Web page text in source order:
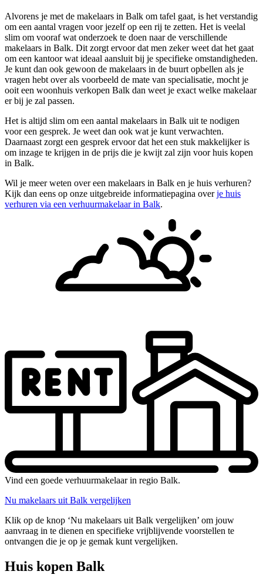
Alvorens je met de makelaars in Balk om tafel gaat, is het verstandig
om een aantal vragen voor jezelf op een rij te zetten. Het is veelal
slim om vooraf wat onderzoek te doen naar de verschillende
makelaars in Balk. Dit zorgt ervoor dat men zeker weet dat het gaat
om een kantoor wat ideaal aansluit bij je specifieke omstandigheden.
Je kunt dan ook gewoon de makelaars in de buurt opbellen als je
vragen hebt over als voorbeeld de mate van specialisatie, mocht je
ooit een woonhuis verkopen Balk dan weet je exact welke makelaar
er bij je zal passen.
Het is altijd slim om een aantal makelaars in Balk uit te nodigen
voor een gesprek. Je weet dan ook wat je kunt verwachten.
Daarnaast zorgt een gesprek ervoor dat het een stuk makkelijker is
om inzage te krijgen in de prijs die je kwijt zal zijn voor huis kopen
in Balk.
Wil je meer weten over een makelaars in Balk en je huis verhuren?
Kijk dan eens op onze uitgebreide informatiepagina overje huis
verhuren via een verhuurmakelaar in Balk.
Vind een goede verhuurmakelaar in regio Balk.
Nu makelaars uit Balk vergelijken
Klik op de knop ‘Nu makelaars uit Balk vergelijken’ om jouw
aanvraag in te dienen en specifieke vrijblijvende voorstellen te
ontvangen die je op je gemak kunt vergelijken.
Huis kopen Balk